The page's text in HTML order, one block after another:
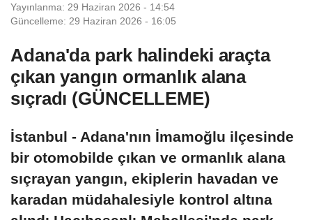
Yayınlanma: 29 Haziran 2026 - 14:54
Güncelleme: 29 Haziran 2026 - 16:05
Adana'da park halindeki araçta
çıkan yangın ormanlık alana
sıçradı (GÜNCELLEME)
İstanbul - Adana'nın İmamoğlu ilçesinde
bir otomobilde çıkan ve ormanlık alana
sıçrayan yangın, ekiplerin havadan ve
karadan müdahalesiyle kontrol altına